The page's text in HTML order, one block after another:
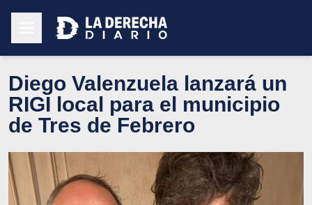
Diego Valenzuela lanzará un
RIGI local para el municipio
de Tres de Febrero